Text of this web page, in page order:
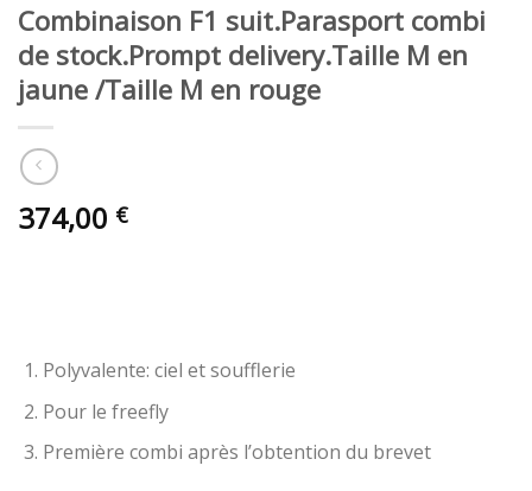
Combinaison F1 suit.Parasport combi
de stock.Prompt delivery.Taille M en
jaune /Taille M en rouge
374,00 €
Polyvalente: ciel et soufflerie
Pour le freefly
Première combi après l’obtention du brevet